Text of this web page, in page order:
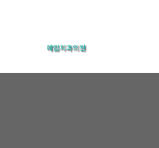
건
예림치과의원